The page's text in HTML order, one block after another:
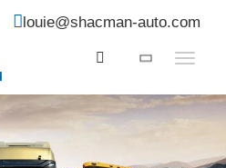
louie@shacman-auto.com